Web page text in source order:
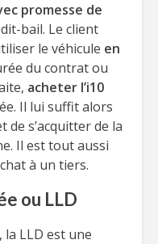
promesse de
bail. Le client
le véhicule en
du contrat ou
acheter l’i10
Il lui suffit alors
de s’acquitter de la
Il est tout aussi
à un tiers.
ou LLD
la LLD est une